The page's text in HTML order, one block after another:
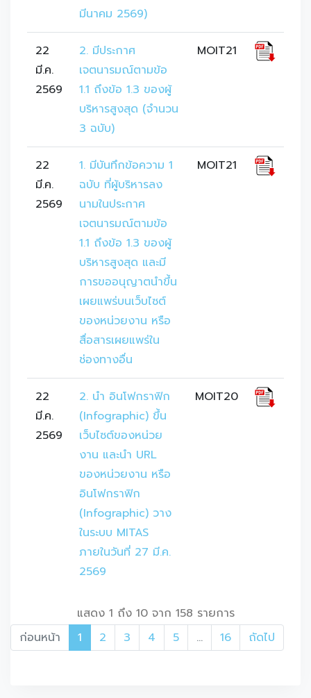
มีนาคม 2569)
22
มี.ค.
2569
2. มีประกาศ
เจตนารมณ์ตามข้อ
1.1 ถึงข้อ 1.3 ของผู้
บริหารสูงสุด (จำนวน
3 ฉบับ)
MOIT21
22
มี.ค.
2569
1. มีบันทึกข้อความ 1
ฉบับ ที่ผู้บริหารลง
นามในประกาศ
เจตนารมณ์ตามข้อ
1.1 ถึงข้อ 1.3 ของผู้
บริหารสูงสุด และมี
การขออนุญาตนำขึ้น
เผยแพร่บนเว็บไซต์
ของหน่วยงาน หรือ
สื่อสารเผยแพร่ใน
ช่องทางอื่น
MOIT21
22
มี.ค.
2569
2. นำ อินโฟกราฟิก
(Infographic) ขึ้น
เว็บไซต์ของหน่วย
งาน และนำ URL
ของหน่วยงาน หรือ
อินโฟกราฟิก
(Infographic) วาง
ในระบบ MITAS
ภายในวันที่ 27 มี.ค.
2569
MOIT20
แสดง 1 ถึง 10 จาก 158 รายการ
ก่อนหน้า
1 2 3 4 5 … 16 ถัดไป